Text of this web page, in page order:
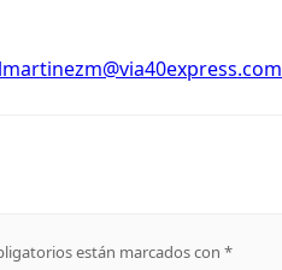
lmartinezm@via40express.com
están marcados con *